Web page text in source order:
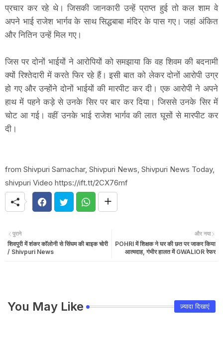
प्रचार कर रहे थे। जिसकी जानकारी उन्हें प्राप्त हुई तो कल शाम वे
अपने भाई राजेश भार्गव के साथ सिद्धबाबा मंदिर के पास गए। जहां अंकित
और नितिन उन्हें मिल गए।
जिस पर दोनों भाईयों ने आरोपियों को समझाया कि वह शिवम की बदनामी
क्यों रिश्तेदारी में करते फिर रहे हैं। इसी बात को लेकर दोनों आरोपी उग्र
हो गए और उन्होंने दोनों भाईयों की मारपीट कर दी। एक आरोपी ने अपने
हाथ में पहने कड़े से उनके सिर पर बार कर दिया। जिससे उनके सिर में
चोट आ गई। वहीं उनके भाई राजेश भार्गव की लात घूसों से मारपीट कर
दी।
from Shivpuri Samachar, Shivpuri News, Shivpuri News Today,
shivpuri Video https://ift.tt/2CX76mf
और नया
POHRI में शिक्षक ने घर की छत पर जाकर किया
आत्मदाह, गंभीर हालत में GWALIOR रेफर
पुराने
शिवपुरी में शंकर कॉलोनी से सिंघम की बाइक चोरी
/ Shivpuri News
You May Like ज़्यादा दिखाएं